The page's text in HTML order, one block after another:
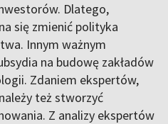
Dlatego,
się zmienić polityka
Innym ważnym
na budowę zakładów
Zdaniem ekspertów,
też stworzyć
Z analizy ekspertów